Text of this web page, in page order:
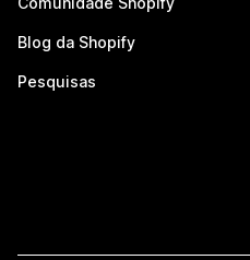
Blog da Shopify
Pesquisas